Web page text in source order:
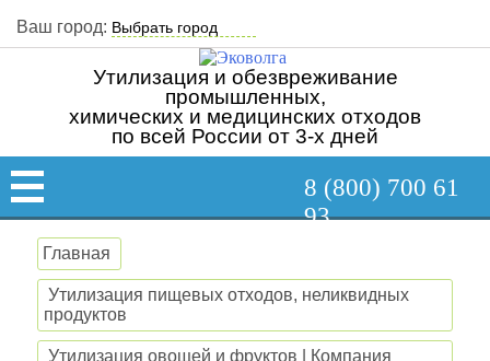
Ваш город:
Утилизация и обезвреживание
промышленных,
химических и медицинских отходов
по всей России от 3-х дней
8 (800) 700 61
93
Главная
Утилизация пищевых отходов, неликвидных
продуктов
Утилизация овощей и фруктов | Компания